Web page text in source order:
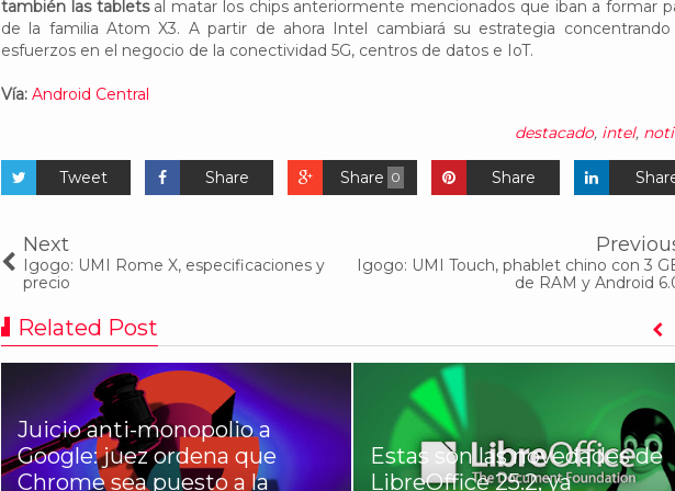
también las tabletsal matar los chips anteriormente mencionados que iban a formar
de la familia Atom X3. A partir de ahora Intel cambiará su estrategia concentrando
esfuerzos en el negocio de la conectividad 5G, centros de datos e IoT.
Vía: Android Central
destacado, intel,
Tweet Share 0
Share Share
Next
Igogo: UMI Rome X, especificaciones y
precio
Igogo: UMI Touch, phablet chino con 3
de RAM y Android
Related Post
Juicio anti-monopolio a
Google: juez ordena que
Chrome sea puesto a la
Estas son las novedades de
LibreOffice 25.2, ya